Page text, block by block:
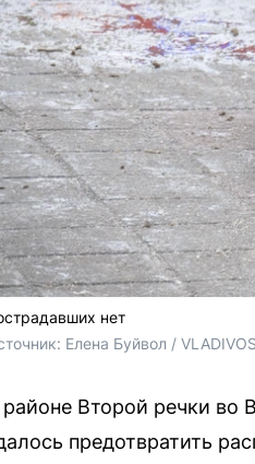
нет
Елена Буйвол /
Второй речки во
предотвратить